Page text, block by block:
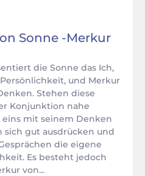
Sonne -Merkur
die Sonne das Ich,
und Merkur
Stehen diese
Konjunktion nahe
mit seinem Denken
sich gut ausdrücken und
die eigene
Es besteht jedoch
von...